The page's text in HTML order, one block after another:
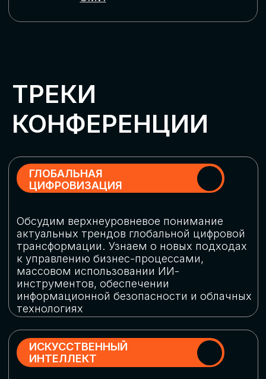
Выясним, как в наши дни уверенно
защищать свой бизнес от киберугроз
ЦИФРОВИЗАЦИЯ
МАРКЕТИНГА И ПРОДАЖ
Обменяемся опытом, какие ИИ-решения
в маркетинге и продажах наиболее
рекламными кампаниями показывают
наибольшую эффективность
РОБОТИЗАЦИЯ
Узнаем, в каких отраслях ИИ
«материализуется», какие роботы
решают сложные бизнес-задачи, а где
только обсуждают концепции
роботизации и потенциальные бюджеты
на тестирование образцов
Разберем кейсы в сфере цифровизации